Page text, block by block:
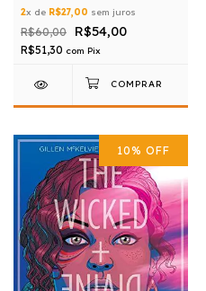
2x de R$27,00 sem juros
R$60,00 R$54,00
R$51,30 com Pix
10% OFF